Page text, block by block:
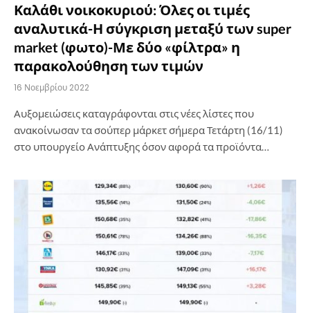
Καλάθι νοικοκυριού: Όλες οι τιμές
αναλυτικά-Η σύγκριση μεταξύ των super
market (φωτο)-Με δύο «φίλτρα» η
παρακολούθηση των τιμών
16 Νοεμβρίου 2022
Αυξομειώσεις καταγράφονται στις νέες λίστες που
ανακοίνωσαν τα σούπερ μάρκετ σήμερα Τετάρτη (16/11)
στο υπουργείο Ανάπτυξης όσον αφορά τα προϊόντα…